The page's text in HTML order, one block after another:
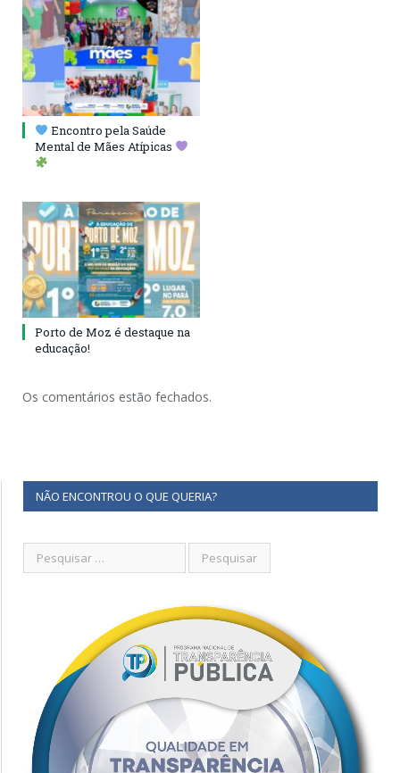
Encontro pela Saúde
Mental de Mães Atípicas
Porto de Moz é destaque na
educação!
Os comentários estão fechados.
NÃO ENCONTROU O QUE QUERIA?